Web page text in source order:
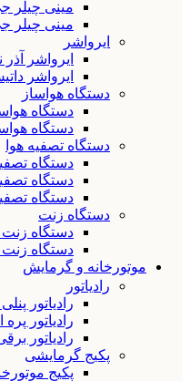
مینی چیلر
مینی چیلر
ایرواشر
ایرواشر
ایرواشر
دستگاه هواساز
دستگاه
دستگاه
دستگاه تصفیه هوا
دستگاه
دستگاه
دستگاه
دستگاه زنت
دستگاه زنت
دستگاه زنت
موتورخانه و گرمایش
رادیاتور
رادیاتور
رادیاتور
رادیاتور
پکیج گرمایشی
پکیج